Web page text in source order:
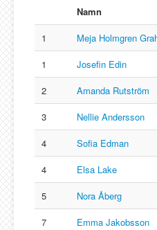
Namn
1
Meja Holmgren
1
Josefin Edin
2
Amanda Rutström
3
Nellie Andersson
4
Sofia Edman
4
Elsa Lake
5
Nora Åberg
7
Emma Jakobsson